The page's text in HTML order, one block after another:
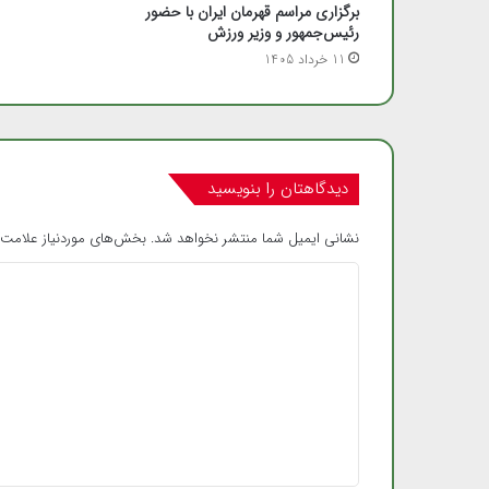
برگزاری مراسم قهرمان ایران با حضور
رئیس‌جمهور و وزیر ورزش
11 خرداد 1405
دیدگاهتان را بنویسید
نشانی ایمیل شما منتشر نخواهد شد. بخش‌های موردنیاز